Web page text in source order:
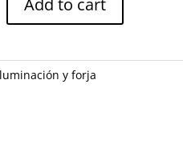
Add to cart
y forja